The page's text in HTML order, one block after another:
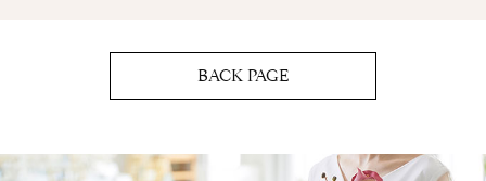
BACK PAGE